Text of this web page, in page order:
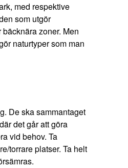
med respektive
som utgör
zoner. Men
naturtyper som man
De ska sammantaget
det går att göra
vid behov. Ta
torrare platser. Ta helt